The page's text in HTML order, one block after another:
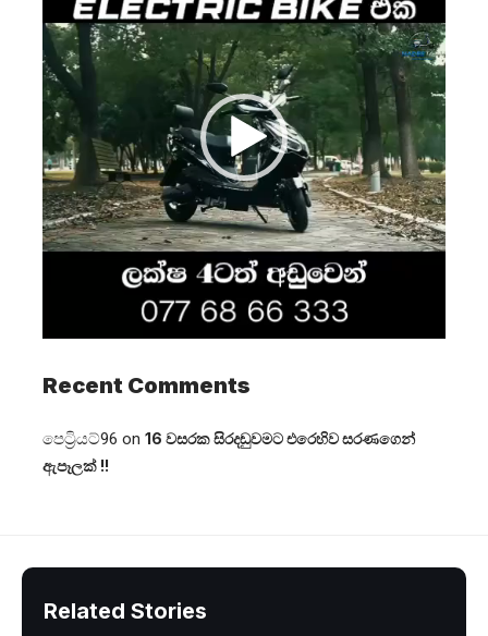
Recent Comments
පෙට්‍රියට්96 on 16 වසරක සිරදඬුවමට එරෙහිව සරණගෙන්
ඇපෑලක් !!
Related Stories